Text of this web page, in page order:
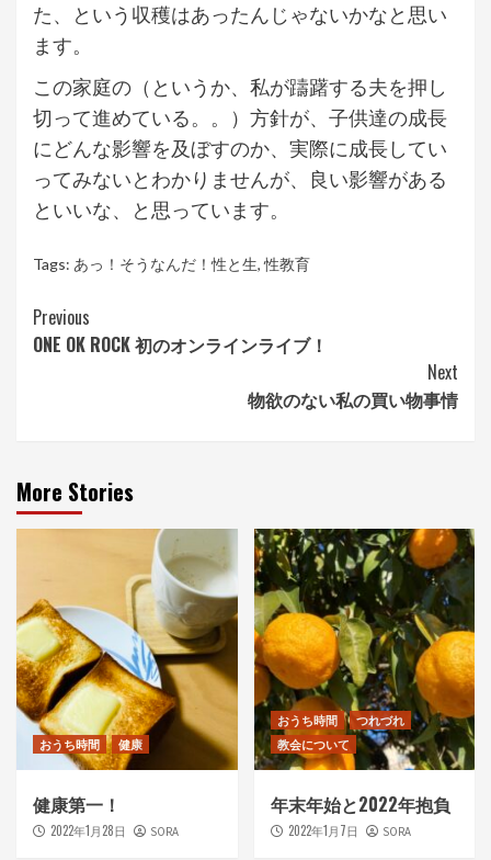
た、という収穫はあったんじゃないかなと思い
ます。
この家庭の（というか、私が躊躇する夫を押し
切って進めている。。）方針が、子供達の成長
にどんな影響を及ぼすのか、実際に成長してい
ってみないとわかりませんが、良い影響がある
といいな、と思っています。
Tags: あっ！そうなんだ！性と生,性教育
Continue
Reading
Previous
ONE OK ROCK 初のオンラインライブ！
Next
物欲のない私の買い物事情
More Stories
おうち時間 健康
健康第一！
2022年1月28日 SORA
おうち時間
つれづれ
教会について
年末年始と2022年抱負
2022年1月7日 SORA